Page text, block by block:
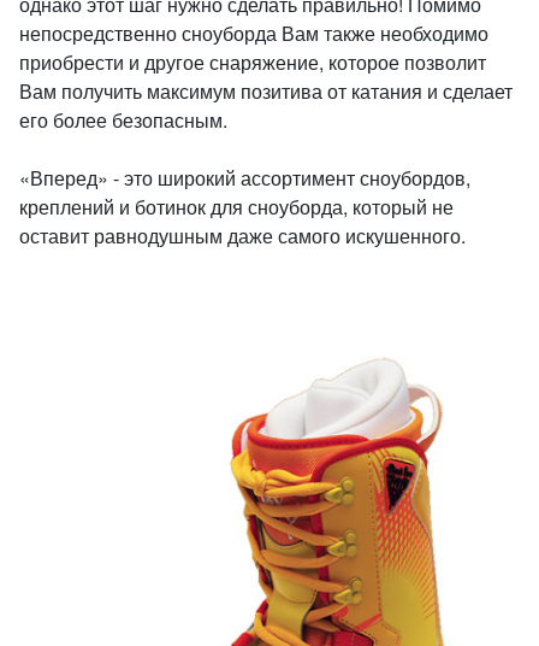
непосредственно сноуборда Вам также необходимо
приобрести и другое снаряжение, которое позволит
Вам получить максимум позитива от катания и сделает
его более безопасным.
«Вперед» - это широкий ассортимент сноубордов,
креплений и ботинок для сноуборда, который не
оставит равнодушным даже самого искушенного.